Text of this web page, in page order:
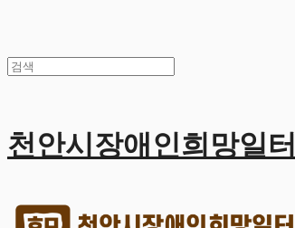
천안시장애인희망일터